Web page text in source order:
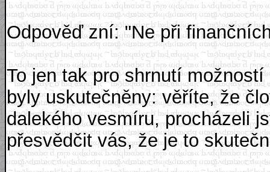
Odpověď zní: "Ne při
To jen tak pro shrnutí
byly uskutečněny: věříte, že
dalekého vesmíru, procházeli
přesvědčit vás, že je to